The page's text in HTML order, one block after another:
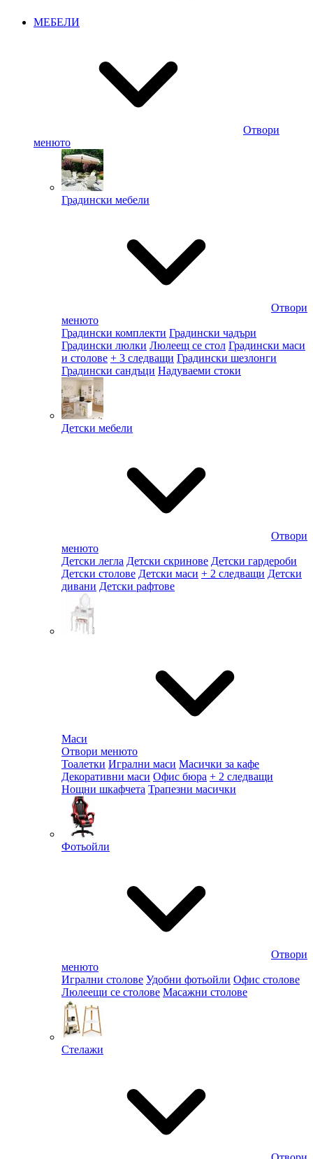
МЕБЕЛИ
Отвори
менюто
Градински мебели
Отвори
менюто
Градински комплекти Градински чадъри
Градински люлки Люлеещ се стол Градински маси
и столове + 3 следващи Градински шезлонги
Градински сандъци Надуваеми стоки
Детски мебели
Отвори
менюто
Детски легла Детски скринове Детски гардероби
Детски столове Детски маси + 2 следващи Детски
дивани Детски рафтове
Маси
Отвори менюто
Тоалетки Игрални маси Масички за кафе
Декоративни маси Офис бюра + 2 следващи
Нощни шкафчета Трапезни масички
Фотьойли
Отвори
менюто
Игрални столове Удобни фотьойли Офис столове
Люлеещи се столове Масажни столове
Стелажи